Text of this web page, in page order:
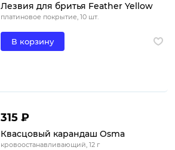
Лезвия для бритья Feather Yellow
платиновое покрытие, 10 шт.
В корзину
315 ₽
Квасцовый карандаш Osma
кровоостанавливающий, 12 г